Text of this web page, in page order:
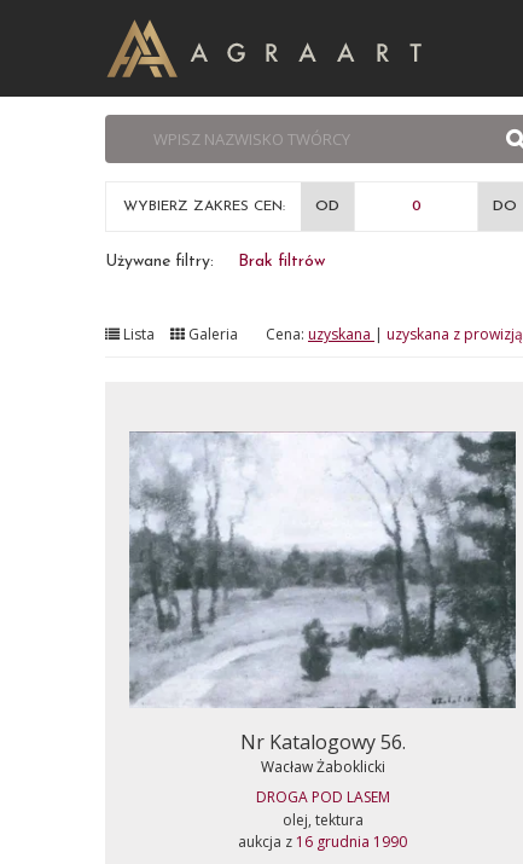
WYBIERZ ZAKRES CEN: OD DO
Używane filtry: Brak filtrów
Lista Galeria Cena: uzyskana | uzyskana z prowizją
Nr Katalogowy 56.
Wacław Żaboklicki
DROGA POD LASEM
olej, tektura
aukcja z 16 grudnia 1990